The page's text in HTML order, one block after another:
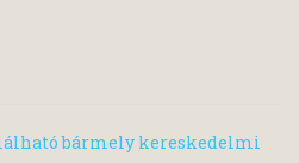
bármely kereskedelmi